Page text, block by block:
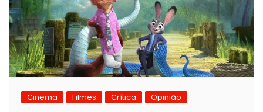
Cinema Filmes Crítica Opinião